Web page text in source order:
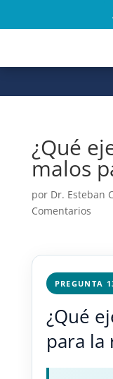
¿Qué
malos
por Dr. Esteban
Comentarios
PREGUNTA
¿Qué
para la